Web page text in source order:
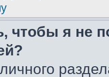
чтобы я не